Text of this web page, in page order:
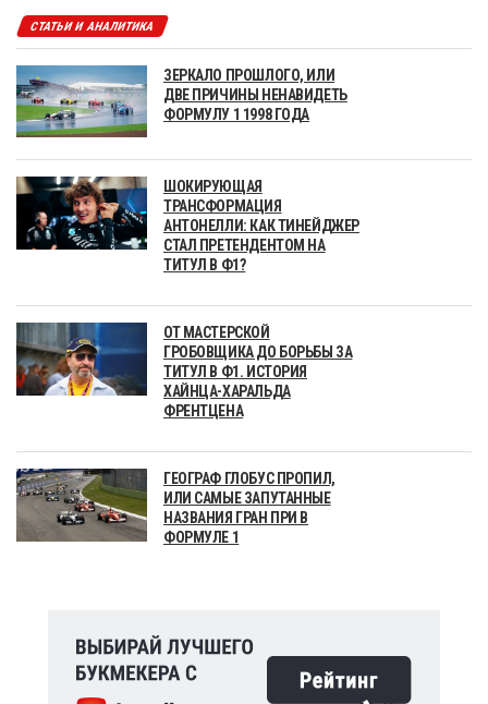
СТАТЬИ И АНАЛИТИКА
ЗЕРКАЛО ПРОШЛОГО, ИЛИ
ДВЕ ПРИЧИНЫ НЕНАВИДЕТЬ
ФОРМУЛУ 1 1998 ГОДА
ШОКИРУЮЩАЯ
ТРАНСФОРМАЦИЯ
АНТОНЕЛЛИ: КАК ТИНЕЙДЖЕР
СТАЛ ПРЕТЕНДЕНТОМ НА
ТИТУЛ В Ф1?
ОТ МАСТЕРСКОЙ
ГРОБОВЩИКА ДО БОРЬБЫ ЗА
ТИТУЛ В Ф1. ИСТОРИЯ
ХАЙНЦА-ХАРАЛЬДА
ФРЕНТЦЕНА
ГЕОГРАФ ГЛОБУС ПРОПИЛ,
ИЛИ САМЫЕ ЗАПУТАННЫЕ
НАЗВАНИЯ ГРАН ПРИ В
ФОРМУЛЕ 1